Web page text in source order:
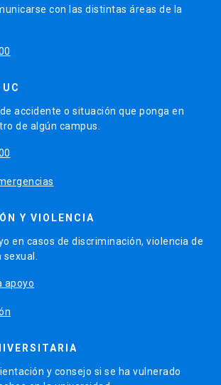
con las distintas áreas de la
accidente o situación que ponga en
de algún campus.
Y VIOLENCIA
en casos de discriminación, violencia de
sexual.
apoyo
y consejo si se ha vulnerado